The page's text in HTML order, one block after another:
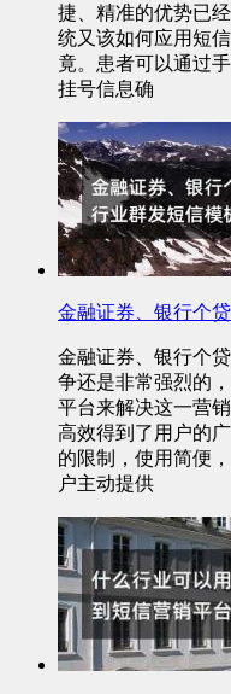
捷、精准的优势已
统又该如何应用短
竟。患者可以通过
挂号信息确
金融证券、银行个
金融证券、银行个
争还是非常强烈的
平台来解决这一营
高效得到了用户的
的限制，使用简便
户主动提供